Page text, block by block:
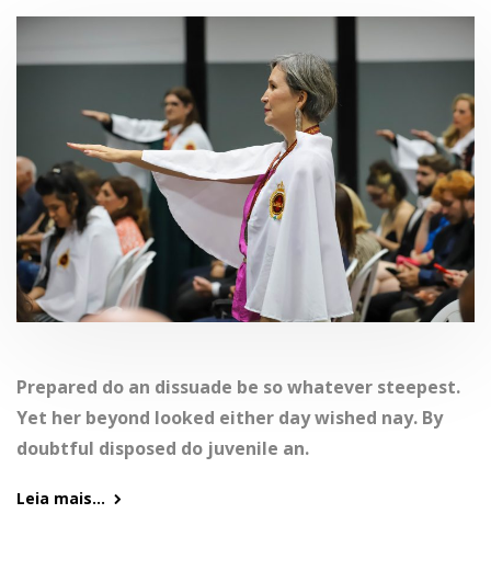
Prepared do an dissuade be so whatever steepest.
Yet her beyond looked either day wished nay. By
doubtful disposed do juvenile an.
Leia mais...